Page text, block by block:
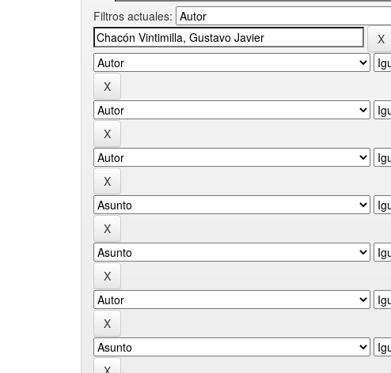
Filtros actuales: